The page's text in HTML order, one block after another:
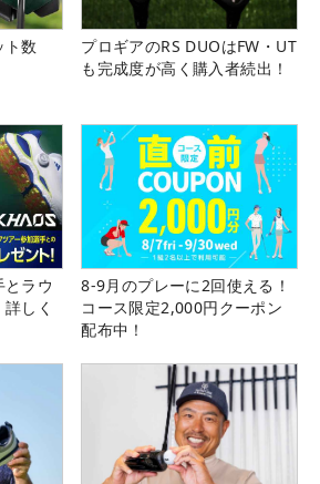
数
プロギアのRS DUOはFW・UT
も完成度が高く購入者続出！
ラウ
しく
8-9月のプレーに2回使える！
コース限定2,000円クーポン
配布中！